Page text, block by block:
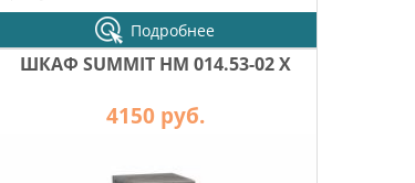
Подробнее
ШКАФ SUMMIT НМ 014.53-02 Х
4150 руб.